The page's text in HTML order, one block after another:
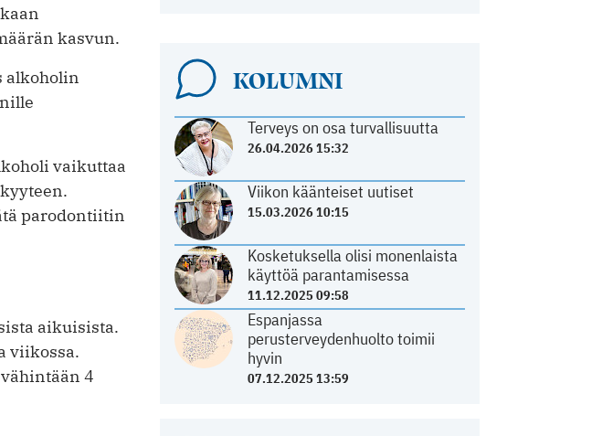
KOLUMNI
Terveys on osa turvallisuutta
26.04.2026 15:32
Viikon käänteiset uutiset
15.03.2026 10:15
Kosketuksella olisi monenlaista
käyttöä parantamisessa
11.12.2025 09:58
Espanjassa
perusterveydenhuolto toimii
hyvin
07.12.2025 13:59
kasvun.
alkoholin
vaikuttaa
parodontiitin
aikuisista.
viikossa.
4